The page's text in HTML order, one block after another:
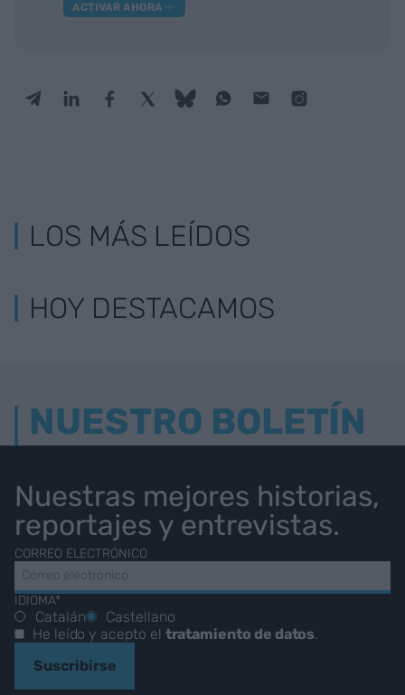
ACTIVAR AHORA
LOS MÁS LEÍDOS
HOY DESTACAMOS
NUESTRO BOLETÍN
Nuestras mejores historias,
reportajes y entrevistas.
CORREO ELECTRÓNICO
IDIOMA*
Catalán
Castellano
He leído y acepto el tratamiento de datos.
Suscribirse